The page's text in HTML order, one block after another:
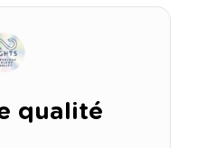
qualité